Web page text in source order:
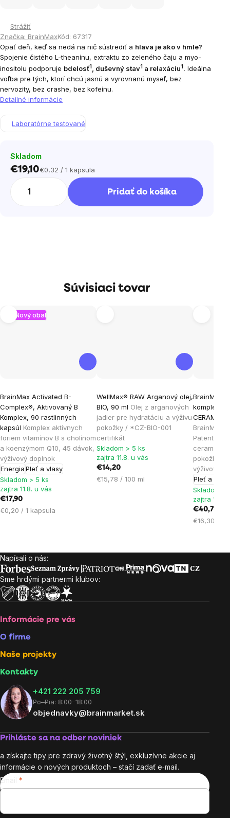
Strážiť
Značka: BrainMaxKód: 67317
Opäť deň, keď sa nedá na nič sústrediť a hlava je ako v hmle?
Spojenie čistého L-theanínu, extraktu zo zeleného čaju a myo-
inositolu podporuje bdelosť1, duševný stav1 a relaxáciu1. Ideálna
voľba pre tých, ktorí chcú jasnú a vyrovnanú myseľ, bez
nervozity, bez crashe, bez kofeínu.
Detailné informácie
Laboratórne testované
Skladom
€19,10Jednotková
€0,32 / 1 kapsula
Pridať do košíka
Súvisiaci tovar
Nový obal
BrainMax Activated B-
Complex®, Aktivovaný B
Komplex, 90 rastlinných
kapsúl Komplex aktívnych
foriem vitamínov B s cholínom
a koenzýmom Q10, 45 dávok,
výživový doplnok
EnergiaPleť a vlasy
hodnotenie
produktu
je
4,9
z
5
hviezdičiek.
Skladom > 5 ks
zajtra 11.8. u vás
€17,90
Jednotková
€0,20 / 1 kapsula
WellMax® RAW Arganový olej,
BIO, 90 ml Olej z arganových
jadier pre hydratáciu a výživu
pokožky / *CZ-BIO-001
certifikát
hodnotenie
produktu
je
5,0
z
5
hviezdičiek.
Skladom > 5 ks
zajtra 11.8. u vás
€14,20
Jednotková
€15,78 / 100 ml
BrainMax
komplex
BrainMax
ceramidov
pokožku a
výživový
Pleť a vlasy
Skladom >
zajtra 11.8.
€40,75
Jednotková
€16,30 /
Zápätie
Napísali o nás:
Sme hrdými partnermi klubov:
Informácie pre vás
O firme
Naše projekty
Kontakty
+421 222 205 759
Po–Pia: 8:00–18:00
objednavky@brainmarket.sk
Prihláste sa na odber noviniek
a získajte tipy pre zdravý životný štýl, exkluzívne akcie aj
informácie o nových produktoch – stačí zadať e‑mail.
Email